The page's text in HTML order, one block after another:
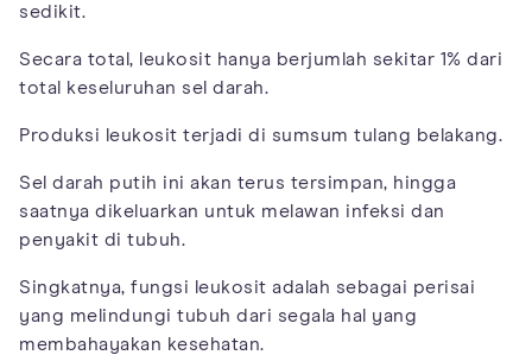
sedikit.
Secara total, leukosit hanya berjumlah sekitar 1% dari
total keseluruhan sel darah.
Produksi leukosit terjadi di sumsum tulang belakang.
Sel darah putih ini akan terus tersimpan, hingga
saatnya dikeluarkan untuk melawan infeksi dan
penyakit di tubuh.
Singkatnya, fungsi leukosit adalah sebagai perisai
yang melindungi tubuh dari segala hal yang
membahayakan kesehatan.